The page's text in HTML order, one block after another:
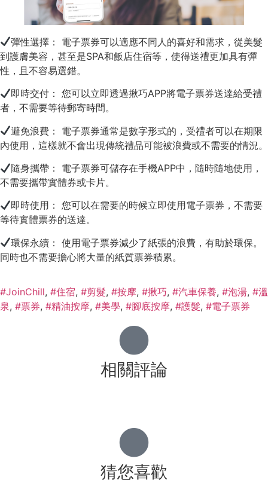
彈性選擇： 電子票券可以適應不同人的喜好和需求，從美髮
到護膚美容，甚至是SPA和飯店住宿等，使得送禮更加具有彈
性，且不容易選錯。
即時交付： 您可以立即透過揪巧APP將電子票券送達給受禮
者，不需要等待郵寄時間。
避免浪費： 電子票券通常是數字形式的，受禮者可以在期限
內使用，這樣就不會出現傳統禮品可能被浪費或不需要的情況。
隨身攜帶： 電子票券可儲存在手機APP中，隨時隨地使用，
不需要攜帶實體券或卡片。
即時使用： 您可以在需要的時候立即使用電子票券，不需要
等待實體票券的送達。
環保永續： 使用電子票券減少了紙張的浪費，有助於環保。
同時也不需要擔心將大量的紙質票券積累。
#JoinChill, #住宿, #剪髮, #按摩, #揪巧, #汽車保養, #泡湯, #溫
泉, #票券, #精油按摩, #美學, #腳底按摩, #護髮, #電子票券
相關評論
猜您喜歡